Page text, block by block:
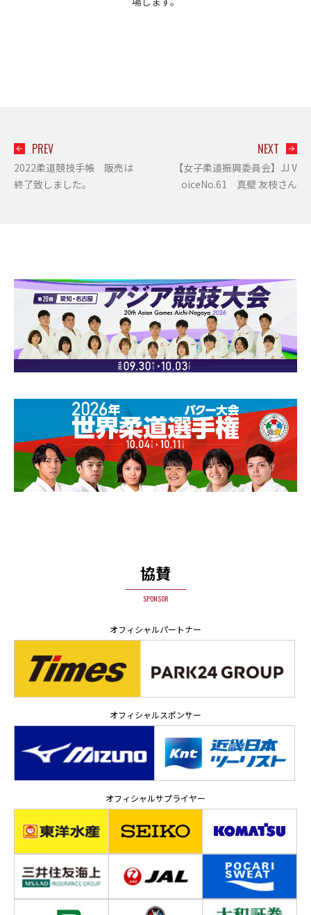
PREV
2022柔道競技手帳 販売は
終了致しました。
NEXT
【女子柔道振興委員会】JJ V
oiceNo.61 真壁 友枝さん
協賛
SPONSOR
オフィシャルパートナー
オフィシャルスポンサー
オフィシャルサプライヤー